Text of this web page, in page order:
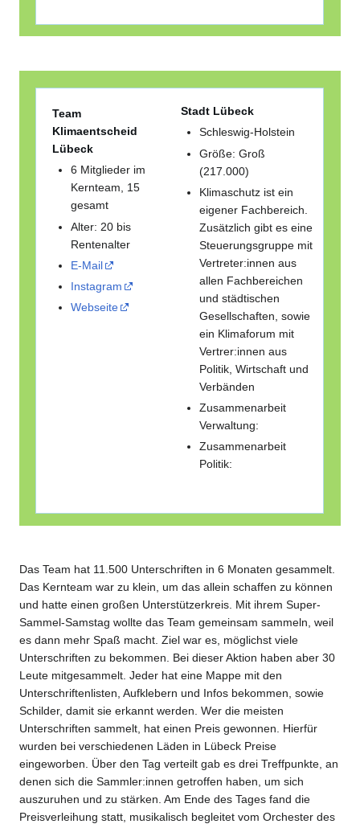
Team
Klimaentscheid
Lübeck
6 Mitglieder im
Kernteam, 15
gesamt
Alter: 20 bis
Rentenalter
E-Mail
Instagram
Webseite
Stadt Lübeck
Schleswig-Holstein
Größe: Groß
(217.000)
Klimaschutz ist ein
eigener Fachbereich.
Zusätzlich gibt es eine
Steuerungsgruppe mit
Vertreter:innen aus
allen Fachbereichen
und städtischen
Gesellschaften, sowie
ein Klimaforum mit
Vertrer:innen aus
Politik, Wirtschaft und
Verbänden
Zusammenarbeit
Verwaltung:
Zusammenarbeit
Politik:
Das Team hat 11.500 Unterschriften in 6 Monaten gesammelt.
Das Kernteam war zu klein, um das allein schaffen zu können
und hatte einen großen Unterstützerkreis. Mit ihrem Super-
Sammel-Samstag wollte das Team gemeinsam sammeln, weil
es dann mehr Spaß macht. Ziel war es, möglichst viele
Unterschriften zu bekommen. Bei dieser Aktion haben aber 30
Leute mitgesammelt. Jeder hat eine Mappe mit den
Unterschriftenlisten, Aufklebern und Infos bekommen, sowie
Schilder, damit sie erkannt werden. Wer die meisten
Unterschriften sammelt, hat einen Preis gewonnen. Hierfür
wurden bei verschiedenen Läden in Lübeck Preise
eingeworben. Über den Tag verteilt gab es drei Treffpunkte, an
denen sich die Sammler:innen getroffen haben, um sich
auszuruhen und zu stärken. Am Ende des Tages fand die
Preisverleihung statt, musikalisch begleitet vom Orchester des